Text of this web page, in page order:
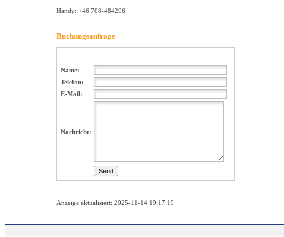
Handy: +46 708-484296
Buchungsanfrage
Name:
Telefon:
E-Mail:
Nachricht:
Anzeige aktualisiert: 2025-11-14 19:17:19